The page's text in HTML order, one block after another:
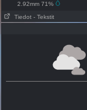
2.92mm 71%
Tiedot - Tekstit